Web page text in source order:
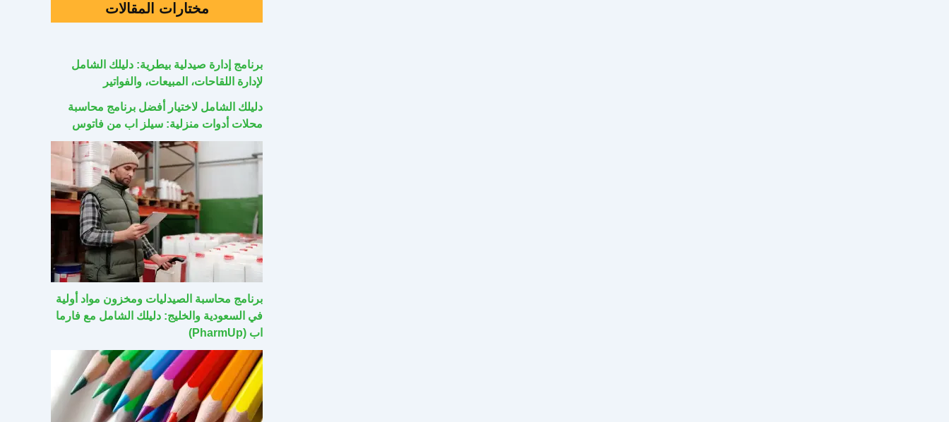
مختارات المقالات
برنامج إدارة صيدلية بيطرية: دليلك الشامل
لإدارة اللقاحات، المبيعات، والفواتير
دليلك الشامل لاختيار أفضل برنامج محاسبة
محلات أدوات منزلية: سيلز اب من فاتوس
برنامج محاسبة الصيدليات ومخزون مواد أولية
في السعودية والخليج: دليلك الشامل مع فارما
اب (PharmUp)